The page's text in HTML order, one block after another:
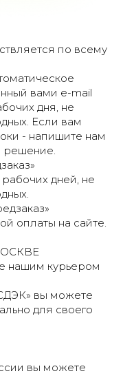
по всему
вами e-mail
дня, не
Если вам
- напишите нам
решение.
дней, не
оплаты на сайте.
нашим курьером
вы можете
для своего
вы можете